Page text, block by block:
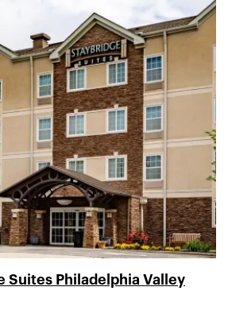
Suites Philadelphia Valley